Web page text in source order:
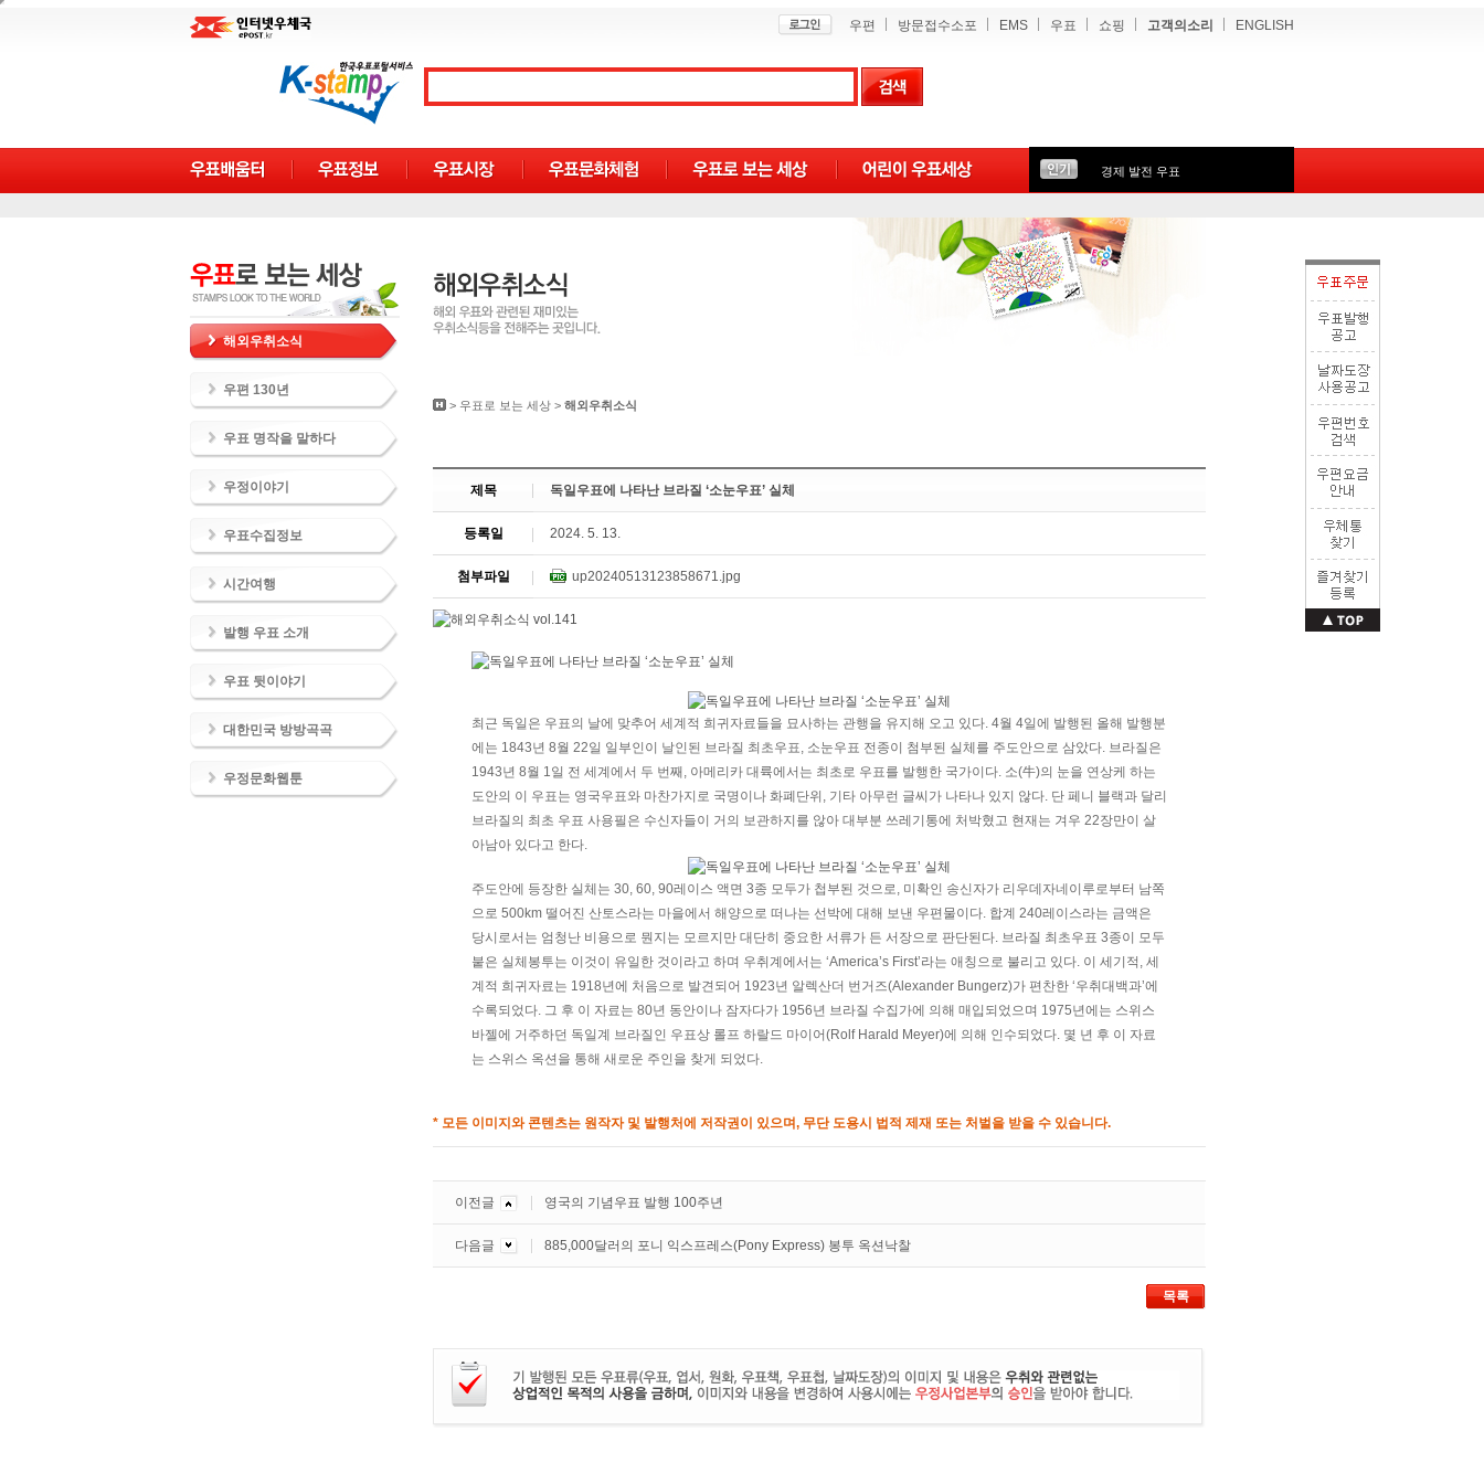
우편 방문접수소포 EMS 우표 쇼핑 고객의소리 ENGLISH
경제 발전 우표
해외우취소식
우편 130년
우표 명작을 말하다
우정이야기
우표수집정보
시간여행
발행 우표 소개
우표 뒷이야기
대한민국 방방곡곡
우정문화웹툰
> 우표로 보는 세상 > 해외우취소식
제목 독일우표에 나타난 브라질 ‘소눈우표’ 실체
등록일 2024. 5. 13.
첨부파일 up20240513123858671.jpg
최근 독일은 우표의 날에 맞추어 세계적 희귀자료들을 묘사하는 관행을 유지해 오고 있다. 4월 4일에 발행된 올해 발행분
에는 1843년 8월 22일 일부인이 날인된 브라질 최초우표, 소눈우표 전종이 첨부된 실체를 주도안으로 삼았다. 브라질은
1943년 8월 1일 전 세계에서 두 번째, 아메리카 대륙에서는 최초로 우표를 발행한 국가이다. 소(牛)의 눈을 연상케 하는
도안의 이 우표는 영국우표와 마찬가지로 국명이나 화폐단위, 기타 아무런 글씨가 나타나 있지 않다. 단 페니 블랙과 달리
브라질의 최초 우표 사용필은 수신자들이 거의 보관하지를 않아 대부분 쓰레기통에 처박혔고 현재는 겨우 22장만이 살
아남아 있다고 한다.
주도안에 등장한 실체는 30, 60, 90레이스 액면 3종 모두가 첩부된 것으로, 미확인 송신자가 리우데자네이루로부터 남쪽
으로 500km 떨어진 산토스라는 마을에서 해양으로 떠나는 선박에 대해 보낸 우편물이다. 합계 240레이스라는 금액은
당시로서는 엄청난 비용으로 뭔지는 모르지만 대단히 중요한 서류가 든 서장으로 판단된다. 브라질 최초우표 3종이 모두
붙은 실체봉투는 이것이 유일한 것이라고 하며 우취계에서는 ‘America’s First’라는 애칭으로 불리고 있다. 이 세기적, 세
계적 희귀자료는 1918년에 처음으로 발견되어 1923년 알렉산더 번거즈(Alexander Bungerz)가 편찬한 ‘우취대백과’에
수록되었다. 그 후 이 자료는 80년 동안이나 잠자다가 1956년 브라질 수집가에 의해 매입되었으며 1975년에는 스위스
바젤에 거주하던 독일계 브라질인 우표상 롤프 하랄드 마이어(Rolf Harald Meyer)에 의해 인수되었다. 몇 년 후 이 자료
는 스위스 옥션을 통해 새로운 주인을 찾게 되었다.
* 모든 이미지와 콘텐츠는 원작자 및 발행처에 저작권이 있으며, 무단 도용시 법적 제재 또는 처벌을 받을 수 있습니다.
이전글 영국의 기념우표 발행 100주년
다음글 885,000달러의 포니 익스프레스(Pony Express) 봉투 옥션낙찰
목록